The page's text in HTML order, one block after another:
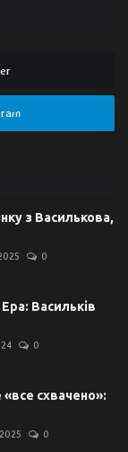
з Василькова,
0
Васильків
0
схвачено»:
0